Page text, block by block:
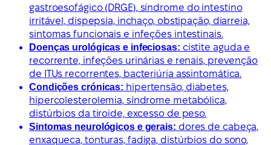
gastroesofágico (DRGE), síndrome do intestino
irritável, dispepsia, inchaço, obstipação, diarreia,
sintomas funcionais e infeções intestinais.
Doenças urológicas e infeciosas: cistite aguda e
recorrente, infeções urinárias e renais, prevenção
de ITUs recorrentes, bacteriúria assintomática.
Condições crónicas: hipertensão, diabetes,
hipercolesterolemia, síndrome metabólica,
distúrbios da tiroide, excesso de peso.
Sintomas neurológicos e gerais: dores de cabeça,
enxaqueca, tonturas, fadiga, distúrbios do sono,